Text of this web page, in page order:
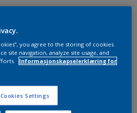
you agree to the storing of cookies
site navigation, analyze site usage, and
Informasjonskapselerklæring for
Cookies Settings